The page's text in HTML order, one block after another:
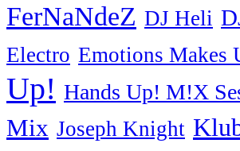
FerNaNdeZ DJ Heli
Electro Emotions Makes
Up! Hands Up! M!X
Mix Joseph Knight